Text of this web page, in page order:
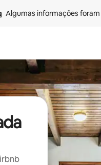
Algumas informações